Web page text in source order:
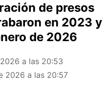
de presos
en 2023 y
de 2026
a las 20:53
2026 a las 20:57